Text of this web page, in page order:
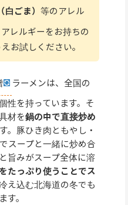
ごま） 等のアレル
レルギーをお持ちの
お試しください。
ラーメンは、全国の
性を持っています。そ
材を鍋の中で直接炒め
。豚ひき肉ともやし・
スープと一緒に炒め合
旨みがスープ全体に溶
たっぷり使うことでス
え込む北海道の冬でも
。